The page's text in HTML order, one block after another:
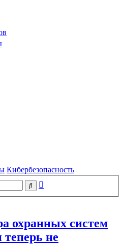
Кибербезопасность
Поиск
охранных систем
теперь не